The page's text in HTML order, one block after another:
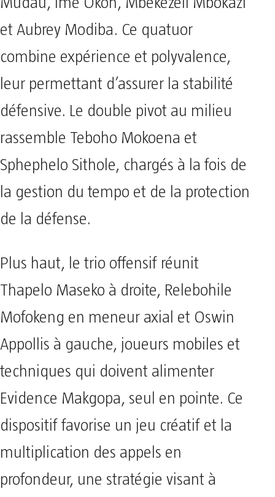
et Aubrey Modiba. Ce quatuor
combine expérience et polyvalence,
leur permettant d’assurer la stabilité
défensive. Le double pivot au milieu
rassemble Teboho Mokoena et
Sphephelo Sithole, chargés à la fois de
la gestion du tempo et de la protection
de la défense.
Plus haut, le trio offensif réunit
Thapelo Maseko à droite, Relebohile
Mofokeng en meneur axial et Oswin
Appollis à gauche, joueurs mobiles et
techniques qui doivent alimenter
Evidence Makgopa, seul en pointe. Ce
dispositif favorise un jeu créatif et la
multiplication des appels en
profondeur, une stratégie visant à